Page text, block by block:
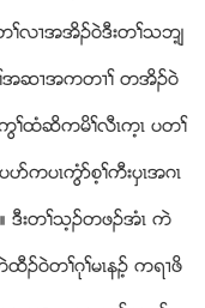
တႈလ႕အအိဥ၀ဲဒီးတႈသဘ့်
အဆ႕အကတ႕ႈ တအိဥ၀ဲ
ြႈထံဆိကမိႈလီၚက့ၚ ပတႈ
ပၚကြံဏစ့ႈကီးပွၚအဂၚ
ဒီးတႈသ့ဥတဖဥအံၚ ကဲ
ဥ၀ဲတႈဂုႈမၚနဥ့ ကရ႕ဖိ